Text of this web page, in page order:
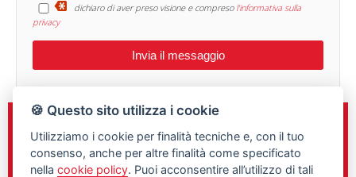
dichiaro di aver preso visione e compreso l'informativa sulla
privacy
Sede e Direzione
C.so Gelone n.148
Siracusa, 96100
🍪 Questo sito utilizza i cookie
Utilizziamo i cookie per finalità tecniche e, con il tuo
consenso, anche per altre finalità come specificato
nellacookie policy. Puoi acconsentire all’utilizzo di tali